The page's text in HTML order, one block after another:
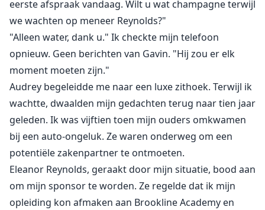
een emotionele verwikkeling met Blake van het
partnerbedrijf, maar het hintte ook dat het auto-
ongeluk dat haar ouders doodde, verband leek te
houden met Blake's vader...
De man die haar wonden genas, kon de zoon zijn van
de man die haar leven verwoestte. Donder rommelde
terwijl Blake's sleutel draaide: "Emma?" Staand voor
het bewijs, werd haar hart verscheurd. Wanneer liefde
en wraak botsen, wat zou ze kiezen?
eerste afspraak vandaag. Wilt u wat champagne terwijl
we wachten op meneer Reynolds?"
"Alleen water, dank u." Ik checkte mijn telefoon
opnieuw. Geen berichten van Gavin. "Hij zou er elk
moment moeten zijn."
Audrey begeleidde me naar een luxe zithoek. Terwijl ik
wachtte, dwaalden mijn gedachten terug naar tien jaar
geleden. Ik was vijftien toen mijn ouders omkwamen
bij een auto-ongeluk. Ze waren onderweg om een
potentiële zakenpartner te ontmoeten.
Eleanor Reynolds, geraakt door mijn situatie, bood aan
om mijn sponsor te worden. Ze regelde dat ik mijn
opleiding kon afmaken aan Brookline Academy en